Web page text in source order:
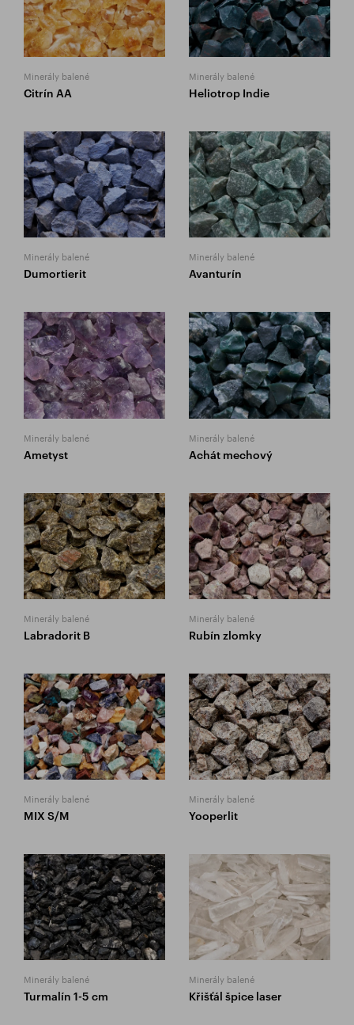
Minerály balené
Citrín AA
Minerály balené
Heliotrop Indie
Minerály balené
Dumortierit
Minerály balené
Avanturín
Minerály balené
Ametyst
Minerály balené
Achát mechový
Minerály balené
Labradorit B
Minerály balené
Rubín zlomky
Minerály balené
MIX S/M
Minerály balené
Yooperlit
Minerály balené
Turmalín 1-5 cm
Minerály balené
Křišťál špice laser